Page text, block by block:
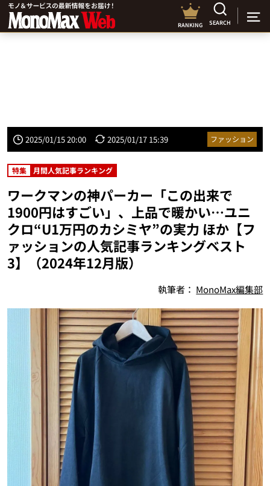
RANKING SEARCH
2025/01/15 20:00 2025/01/17 15:39 ファッション
特集 月間人気記事ランキング
ワークマンの神パーカー「この出来で
1900円はすごい」、上品で暖かい…ユニ
クロ“U1万円のカシミヤ”の実力 ほか【フ
ァッションの人気記事ランキングベスト
3】（2024年12月版）
執筆者： MonoMax編集部